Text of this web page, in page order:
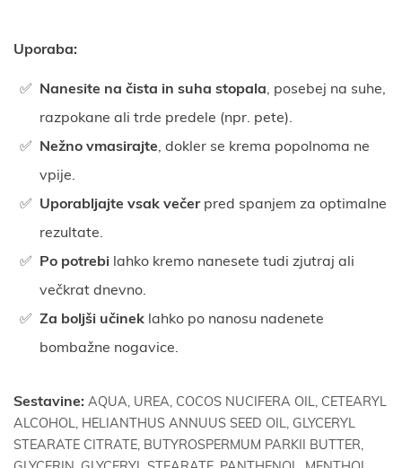
Uporaba:
Nanesite na čista in suha stopala, posebej na suhe,
razpokane ali trde predele (npr. pete).
Nežno vmasirajte, dokler se krema popolnoma ne
vpije.
Uporabljajte vsak večerpred spanjem za optimalne
rezultate.
Po potrebi lahko kremo nanesete tudi zjutraj ali
večkrat dnevno.
Za boljši učineklahko po nanosu nadenete
bombažne nogavice.
Sestavine: AQUA, UREA, COCOS NUCIFERA OIL, CETEARYL
ALCOHOL, HELIANTHUS ANNUUS SEED OIL, GLYCERYL
STEARATE CITRATE, BUTYROSPERMUM PARKII BUTTER,